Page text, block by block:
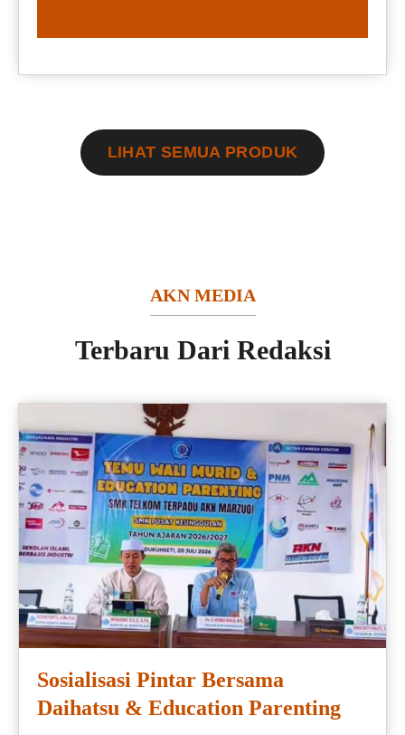
LIHAT SEMUA PRODUK
AKN MEDIA
Terbaru Dari Redaksi
Sosialisasi Pintar Bersama
Daihatsu & Education Parenting